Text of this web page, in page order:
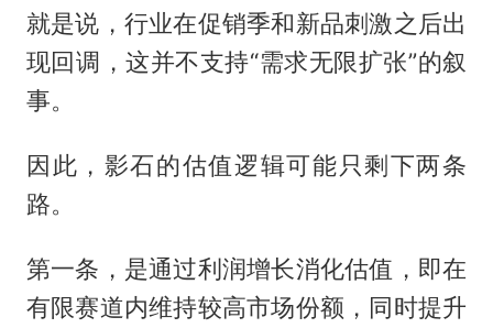
就是说，行业在促销季和新品刺激之后出
现回调，这并不支持“需求无限扩张”的叙
事。
因此，影石的估值逻辑可能只剩下两条
路。
第一条，是通过利润增长消化估值，即在
有限赛道内维持较高市场份额，同时提升